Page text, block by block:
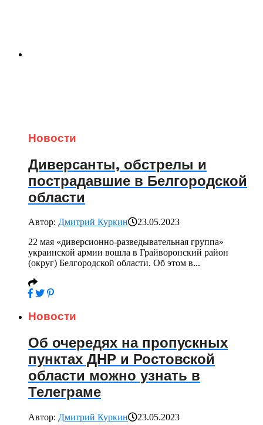
Новости
Диверсанты, обстрелы и
пострадавшие в Белгородской
области
Автор: Дмитрий Куркин
23.05.2023
22 мая «диверсионно-разведывательная группа»
украинской армии вошла в Грайворонский район
(округ) Белгородской области. Об этом в...
Новости
Об очередях на пропускных
пунктах ДНР и Ростовской
области можно узнать в
Телеграме
Автор: Дмитрий Куркин 23.05.2023